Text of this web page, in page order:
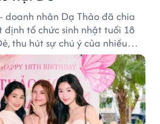
doanh nhân Dạ Thảo đã chia
định tổ chức sinh nhật tuổi 18
thu hút sự chú ý của nhiều